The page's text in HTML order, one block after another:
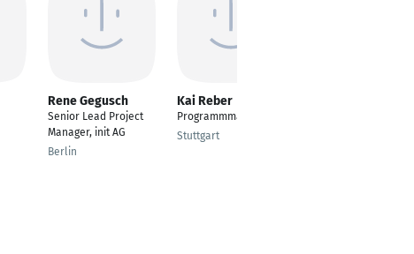
Rene Gegusch
Senior Lead Project
Manager, init AG
Berlin
Kai Reber
Programmmanager
Stuttgart